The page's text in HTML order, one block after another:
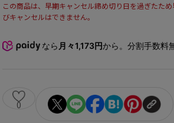
この商品は、早期キャンセル締め切り日を過ぎたた
びキャンセルはできません。
なら 月々1,173円から。分割手数料
0